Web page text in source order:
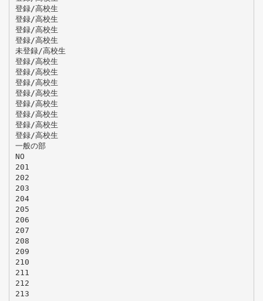
登録/高校生
登録/高校生
登録/高校生
登録/高校生
未登録/高校生
登録/高校生
登録/高校生
登録/高校生
登録/高校生
登録/高校生
登録/高校生
登録/高校生
登録/高校生
一般の部
NO
201
202
203
204
205
206
207
208
209
210
211
212
213